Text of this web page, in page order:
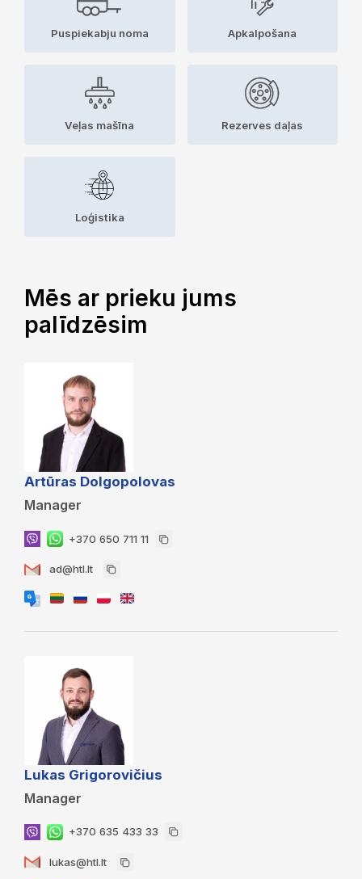
Puspiekabju noma Apkalpošana
Veļas mašīna Rezerves daļas
Loģistika
Mēs ar prieku jums
palīdzēsim
Artūras Dolgopolovas
Manager
+370 650 711 11
ad@htl.lt
Lukas Grigorovičius
Manager
+370 635 433 33
lukas@htl.lt